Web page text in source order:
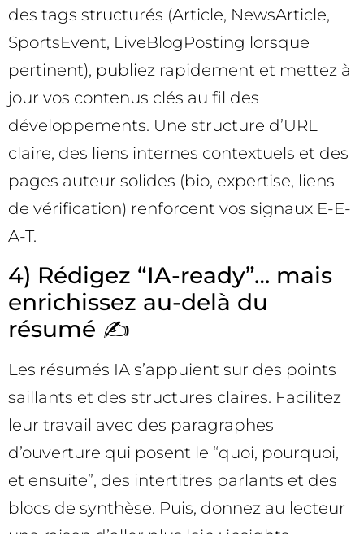
des tags structurés (Article, NewsArticle,
SportsEvent, LiveBlogPosting lorsque
pertinent), publiez rapidement et mettez à
jour vos contenus clés au fil des
développements. Une structure d’URL
claire, des liens internes contextuels et des
pages auteur solides (bio, expertise, liens
de vérification) renforcent vos signaux E-E-
A-T.
4) Rédigez “IA-ready”… mais
enrichissez au-delà du
résumé ✍️
Les résumés IA s’appuient sur des points
saillants et des structures claires. Facilitez
leur travail avec des paragraphes
d’ouverture qui posent le “quoi, pourquoi,
et ensuite”, des intertitres parlants et des
blocs de synthèse. Puis, donnez au lecteur